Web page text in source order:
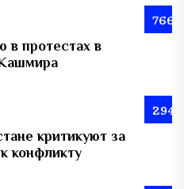
766
в протестах в
294
критикуют за
конфликту